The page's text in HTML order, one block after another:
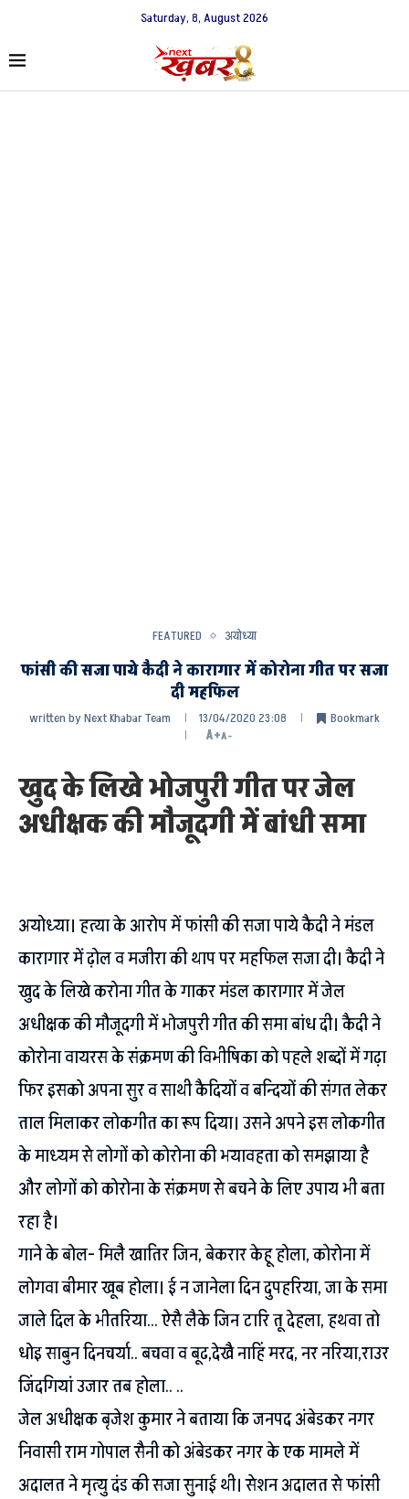
Saturday, 8, August 2026
FEATURED अयोध्या
फांसी की सजा पाये कैदी ने कारागार में कोरोना गीत पर सजा
दी महफिल
written byNext Khabar Team 13/04/2020 23:08
Bookmark
A+A-
खुद के लिखे भोजपुरी गीत पर जेल
अधीक्षक की मौजूदगी में बांधी समा
अयोध्या। हत्या के आरोप में फांसी की सजा पाये कैदी ने मंडल
कारागार में ढ़ोल व मजीरा की थाप पर महफिल सजा दी। कैदी ने
खुद के लिखे करोना गीत के गाकर मंडल कारागार में जेल
अधीक्षक की मौजूदगी में भोजपुरी गीत की समा बांध दी। कैदी ने
कोरोना वायरस के संक्रमण की विभीषिका को पहले शब्दों में गढ़ा
फिर इसको अपना सुर व साथी कैदियों व बन्दियों की संगत लेकर
ताल मिलाकर लोकगीत का रूप दिया। उसने अपने इस लोकगीत
के माध्यम से लोगों को कोरोना की भयावहता को समझाया है
और लोगों को कोरोना के संक्रमण से बचने के लिए उपाय भी बता
रहा है।
गाने के बोल- मिलै खातिर जिन, बेकरार केहू होला, कोरोना में
लोगवा बीमार खूब होला। ई न जानेला दिन दुपहरिया, जा के समा
जाले दिल के भीतरिया… ऐसै लैके जिन टारि तू देहला, हथवा तो
धोइ साबुन दिनचर्या.. बचवा व बूढ,देखै नाहिं मरद, नर नरिया,राउर
जिंदगियां उजार तब होला.. ..
जेल अधीक्षक बृजेश कुमार ने बताया कि जनपद अंबेडकर नगर
निवासी राम गोपाल सैनी को अंबेडकर नगर के एक मामले में
अदालत ने मृत्यु दंड की सजा सुनाई थी। सेशन अदालत से फांसी